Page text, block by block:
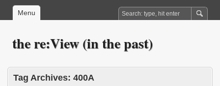
Menu
the re:View (in the past)
Tag Archives: 400A